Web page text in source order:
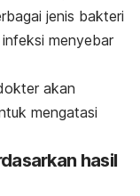
jenis bakteri
menyebar
akan
mengatasi
hasil